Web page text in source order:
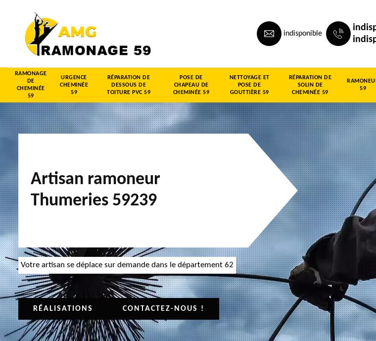
indisponible
RAMONAGE
DE
CHEMINÉE
59
URGENCE
CHEMINÉE
59
RÉPARATION DE
DESSOUS DE
TOITURE PVC 59
POSE DE
CHAPEAU DE
CHEMINÉE 59
NETTOYAGE ET
POSE DE
GOUTTIÈRE 59
RÉPARATION DE
SOLIN DE
CHEMINÉE 59
59
Artisan ramoneur
Thumeries 59239
Votre artisan se déplace sur demande dans le département 62
RÉALISATIONS CONTACTEZ-NOUS !